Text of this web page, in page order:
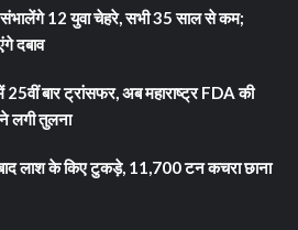
संभालेंगे 12 युवा चेहरे, सभी 35 साल से कम;
दबाव
बार ट्रांसफर, अब महाराष्ट्र FDA की
लगी तुलना
लाश के किए टुकड़े, 11,700 टन कचरा छाना